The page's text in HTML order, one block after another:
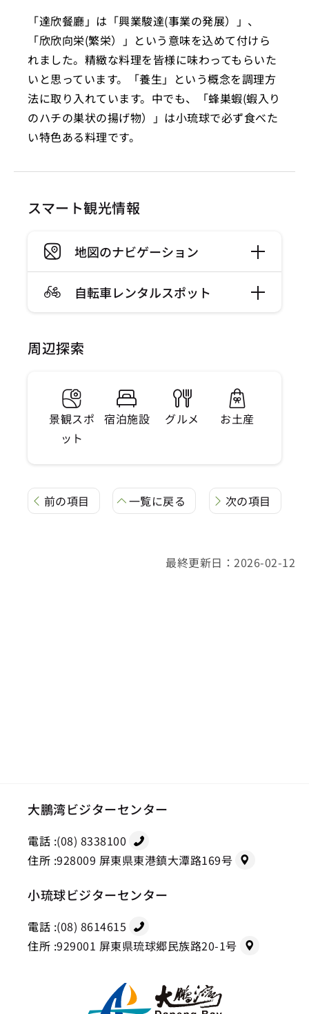
「達欣餐廳」は「興業駿達(事業の発展）」、
「欣欣向栄(繁栄）」という意味を込めて付けら
れました。精緻な料理を皆様に味わってもらいた
いと思っています。「養生」という概念を調理方
法に取り入れています。中でも、「蜂巣蝦(蝦入り
のハチの巣状の揚げ物）」は小琉球で必ず食べた
い特色ある料理です。
スマート観光情報
地図のナビゲーション
自転車レンタルスポット
周辺探索
景観スポ
ット
宿泊施設 グルメ お土産
前の項目 一覧に戻る 次の項目
最終更新日：2026-02-12
大鵬湾ビジターセンター
電話 :(08) 8338100
住所 :928009 屏東県東港鎮大潭路169号
小琉球ビジターセンター
電話 :(08) 8614615
住所 :929001 屏東県琉球郷民族路20-1号